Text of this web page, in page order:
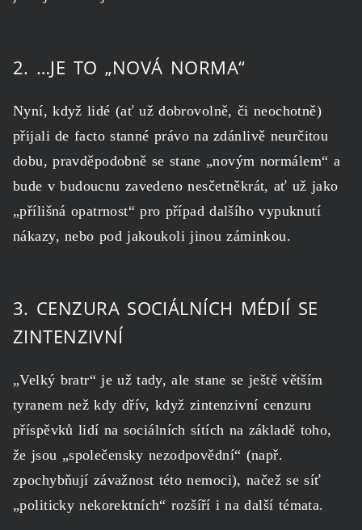
2. …JE TO „NOVÁ NORMA“
Nyní, když lidé (ať už dobrovolně, či neochotně)
přijali de facto stanné právo na zdánlivě neurčitou
dobu, pravděpodobně se stane „novým normálem“ a
bude v budoucnu zavedeno nesčetněkrát, ať už jako
„přílišná opatrnost“ pro případ dalšího vypuknutí
nákazy, nebo pod jakoukoli jinou záminkou.
3. CENZURA SOCIÁLNÍCH MÉDIÍ SE
ZINTENZIVNÍ
„Velký bratr“ je už tady, ale stane se ještě větším
tyranem než kdy dřív, když zintenzivní cenzuru
příspěvků lidí na sociálních sítích na základě toho,
že jsou „společensky nezodpovědní“ (např.
zpochybňují závažnost této nemoci), načež se síť
„politicky nekorektních“ rozšíří i na další témata.